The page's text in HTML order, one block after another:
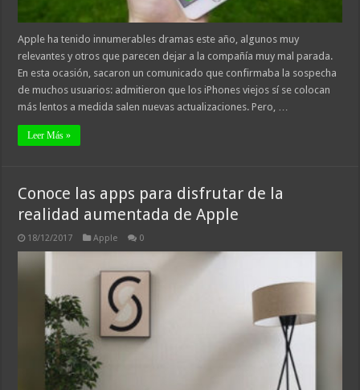
Apple ha tenido innumerables dramas este año, algunos muy
relevantes y otros que parecen dejar a la compañía muy mal parada.
En esta ocasión, sacaron un comunicado que confirmaba la sospecha
de muchos usuarios: admitieron que los iPhones viejos sí se colocan
más lentos a medida salen nuevas actualizaciones. Pero, …
Leer Más »
Conoce las apps para disfrutar de la
realidad aumentada de Apple
18/12/2017 Apple 0